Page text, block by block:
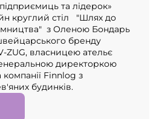
та лідерок»
круглий стіл "Шлях до
з Оленою Бондарь
бренду
ZUG, власницею ательє
директоркою
Finnlog з
будинків.